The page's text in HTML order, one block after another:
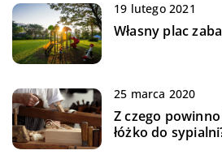
19 lutego 2021
Własny plac
25 marca 2020
Z czego
łóżko do